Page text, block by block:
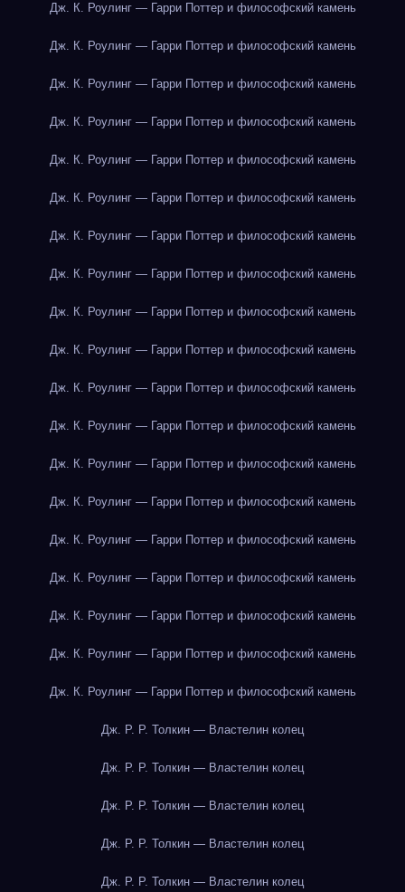
Дж. К. Роулинг — Гарри Поттер и философский камень
Дж. К. Роулинг — Гарри Поттер и философский камень
Дж. К. Роулинг — Гарри Поттер и философский камень
Дж. К. Роулинг — Гарри Поттер и философский камень
Дж. К. Роулинг — Гарри Поттер и философский камень
Дж. К. Роулинг — Гарри Поттер и философский камень
Дж. К. Роулинг — Гарри Поттер и философский камень
Дж. К. Роулинг — Гарри Поттер и философский камень
Дж. К. Роулинг — Гарри Поттер и философский камень
Дж. К. Роулинг — Гарри Поттер и философский камень
Дж. К. Роулинг — Гарри Поттер и философский камень
Дж. К. Роулинг — Гарри Поттер и философский камень
Дж. К. Роулинг — Гарри Поттер и философский камень
Дж. К. Роулинг — Гарри Поттер и философский камень
Дж. К. Роулинг — Гарри Поттер и философский камень
Дж. К. Роулинг — Гарри Поттер и философский камень
Дж. К. Роулинг — Гарри Поттер и философский камень
Дж. К. Роулинг — Гарри Поттер и философский камень
Дж. К. Роулинг — Гарри Поттер и философский камень
Дж. Р. Р. Толкин — Властелин колец
Дж. Р. Р. Толкин — Властелин колец
Дж. Р. Р. Толкин — Властелин колец
Дж. Р. Р. Толкин — Властелин колец
Дж. Р. Р. Толкин — Властелин колец